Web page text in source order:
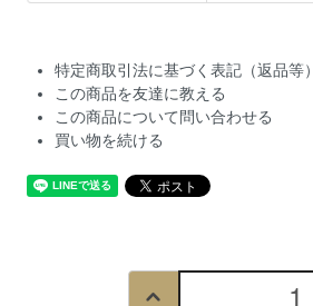
特定商取引法に基づく表記（返品等）
この商品を友達に教える
この商品について問い合わせる
買い物を続ける